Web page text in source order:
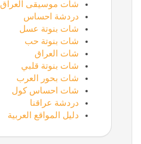
شات موسيقى العراق
دردشة احساس
شات بنوتة عسل
شات بنوتة حب
شات العراق
شات بنوتة قلبي
شات بحور العرب
شات احساس كول
دردشة عراقنا
دليل المواقع العربية